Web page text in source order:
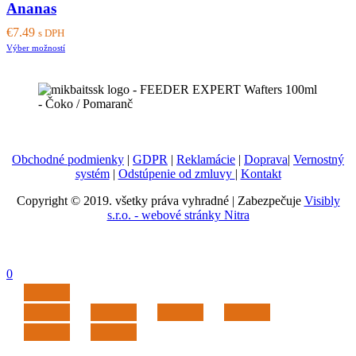
Ananas
€7.49 s DPH
Výber možnostíThis
multiple
variants.
be
chosen
the
Obchodné podmienky | GDPR | Reklamácie | Doprava| Vernostný
systém| Odstúpenie od zmluvy | Kontakt
Copyright © 2019. všetky práva vyhradné | Zabezpečuje Visibly
s.r.o. - webové stránky Nitra
0